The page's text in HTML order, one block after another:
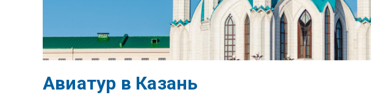
Авиатур в Казань